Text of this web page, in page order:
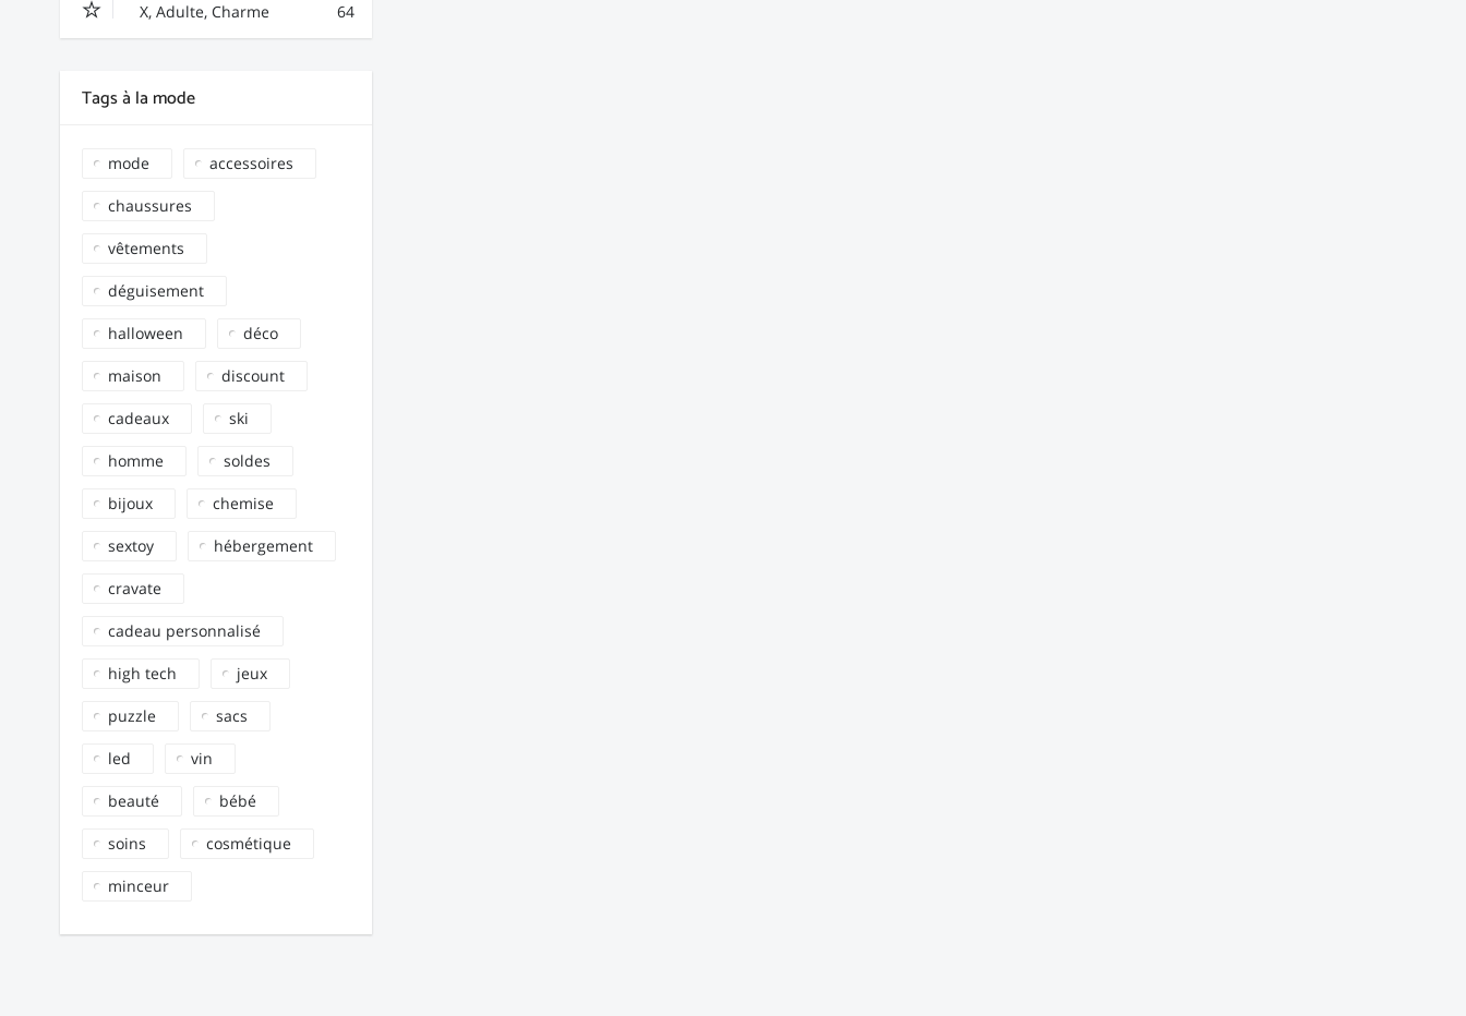
X, Adulte, Charme 64
Tags à la mode
mode accessoires
chaussures
vêtements
déguisement
halloween déco
maison discount
cadeaux ski
homme soldes
bijoux chemise
sextoy hébergement
cravate
cadeau personnalisé
high tech jeux
puzzle sacs
led vin
beauté bébé
soins cosmétique
minceur